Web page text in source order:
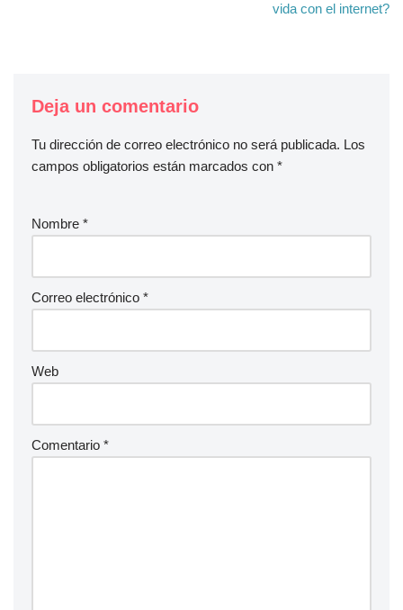
vida con el internet?
Deja un comentario
Tu dirección de correo electrónico no será publicada. Los
campos obligatorios están marcados con *
Nombre *
Correo electrónico *
Web
Comentario *